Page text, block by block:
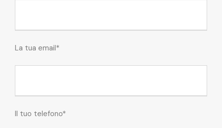
La tua email*
Il tuo telefono*